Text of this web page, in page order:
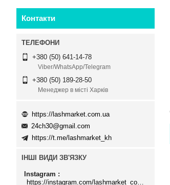
Контакти
+380 (50) 641-14-78
Viber/WhatsApp/Telegram
+380 (50) 189-28-50
Менеджер в місті Харків
https://lashmarket.com.ua
24ch30@gmail.com
https://t.me/lashmarket_kh
ІНШІ ВИДИ ЗВ'ЯЗКУ
Instagram